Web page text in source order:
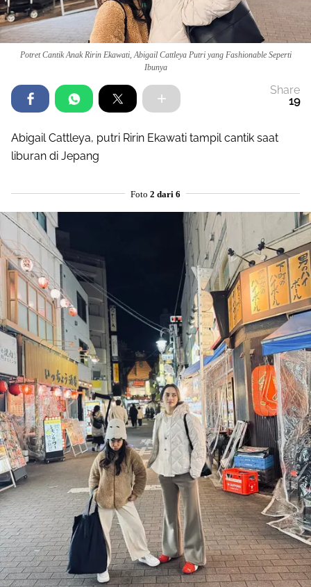
Potret Cantik Anak Ririn Ekawati, Abigail Cattleya Putri yang Fashionable Seperti
Ibunya
Share
19
Abigail Cattleya, putri Ririn Ekawati tampil cantik saat
liburan di Jepang
Foto 2 dari 6